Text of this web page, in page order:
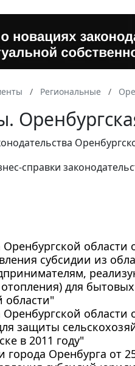
Региональные
справки
области
субсидии из
для
области"
области
защиты
в 2011 году"
Оренбурга от